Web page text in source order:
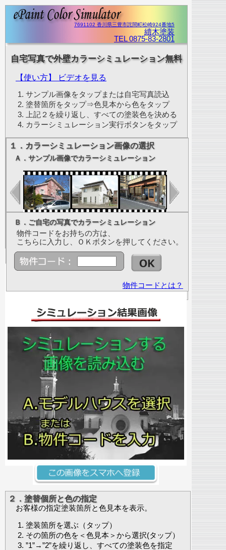
7691102 香川県三豊市詫間町松崎924番地5
續木塗装
TEL 0875-83-2801
自宅写真で外壁カラーシミュレーション無料
【使い方】 ビデオを見る
サンプル画像をタップまたは自宅写真読込
塗替箇所をタップ⇒色見本から色をタップ
上記２を繰り返し、すべての塗装色を決める
カラーシミュレーション実行ボタンをタップ
１．カラーシミュレーション画像の選択
Ａ．サンプル画像でカラーシミュレーション
Ｂ．ご自宅の写真でカラーシミュレーション
物件コードをお持ちの方は、
こちらに入力し、ＯＫボタンを押してください。
物件コードとは？
２．塗替個所と色の指定
お客様の指定塗装箇所と色見本を表示。
塗装箇所を選ぶ（タップ）
その箇所の色を＜色見本＞から選択(タップ）
”1”→”2”を繰り返し、すべての塗装色を指定